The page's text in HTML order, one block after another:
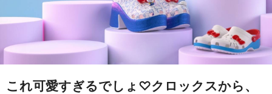
これ可愛すぎるでしょ♡クロックスから、